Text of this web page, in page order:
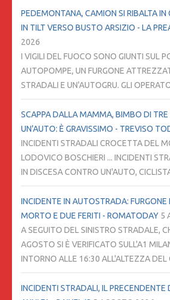
PEDEMONTANA, CAMION SI RIBALTA IN
IN TILT VERSO BUSTO ARSIZIO - LA
2026
I VIGILI DEL FUOCO SONO GIUNTI SUL
AUTOPOMPE, UN FURGONE
STRADALI E UN'AUTOGRU. GLI
SCAPPA DALLA MAMMA, BIMBO DI
UN'AUTO: È GRAVISSIMO - TREVISO
INCIDENTI STRADALI CROCETTA DEL
LODOVICO BOSCHIERI ... INCIDENTI
IN DISCESA CONTRO UN'AUTO,
INCIDENTE IN AUTOSTRADA: FURGONE
MORTO E DUE FERITI - ROMATODAY 5
A SEGUITO DEL SINISTRO STRADALE,
AGOSTO SI È VERIFICATO SULL'A1
INTORNO ALLE 16:30 ALL'ALTEZZA DEL
INCIDENTI STRADALI, IL